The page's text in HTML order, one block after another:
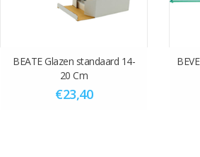
bedrukken is minimaal 14 dagen na akkoord
BEATE Glazen standaard 14-
20 Cm
€23,40